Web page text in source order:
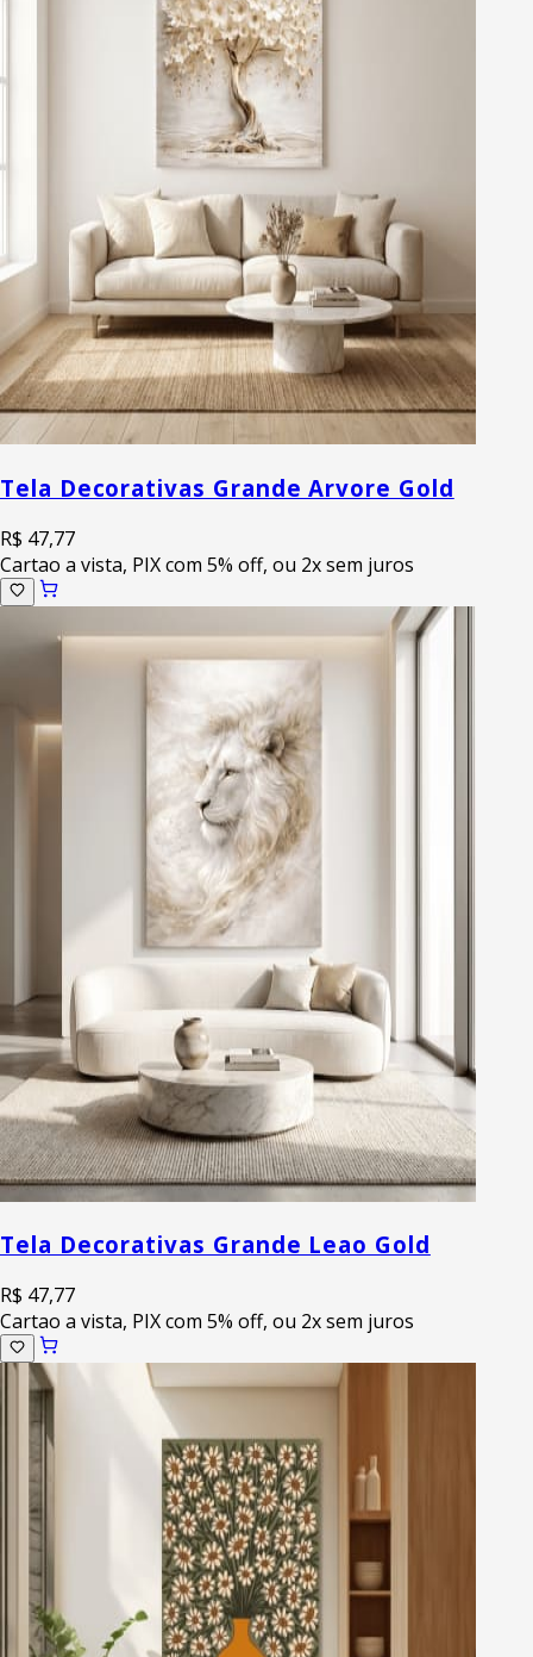
Tela Decorativas Grande Arvore Gold
R$ 47,77
Cartao a vista, PIX com 5% off, ou 2x sem juros
Tela Decorativas Grande Leao Gold
R$ 47,77
Cartao a vista, PIX com 5% off, ou 2x sem juros